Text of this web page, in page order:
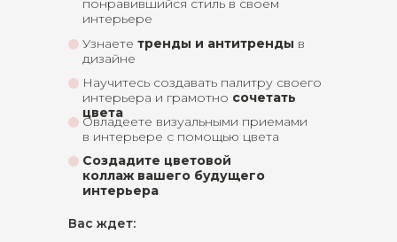
Узнаете тренды и антитренды в
дизайне
понравившийся стиль в своем
интерьере
Вас ждет:
Создадите цветовой
коллаж вашего будущего
интерьера
Научитесь создавать палитру своего
интерьера и грамотно сочетать
цвета
Овладеете визуальными приемами
в интерьере с помощью цвета